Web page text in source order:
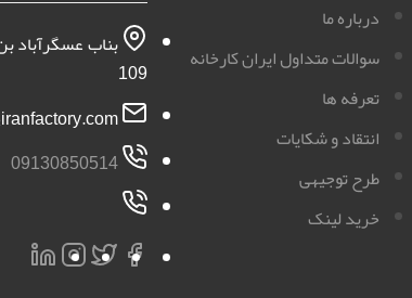
درباره ما
سوالات متداول ایران کارخانه
تعرفه ها
انتقاد و شکایات
طرح توجیهی
خرید لینک
بناب عسگرآباد
109
09130850514